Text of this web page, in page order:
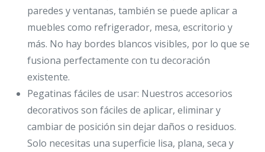
paredes y ventanas, también se puede aplicar a
muebles como refrigerador, mesa, escritorio y
más. No hay bordes blancos visibles, por lo que se
fusiona perfectamente con tu decoración
existente.
Pegatinas fáciles de usar: Nuestros accesorios
decorativos son fáciles de aplicar, eliminar y
cambiar de posición sin dejar daños o residuos.
Solo necesitas una superficie lisa, plana, seca y